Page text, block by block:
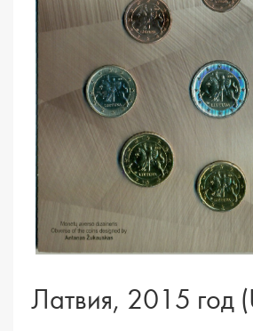
Латвия, 2015 год